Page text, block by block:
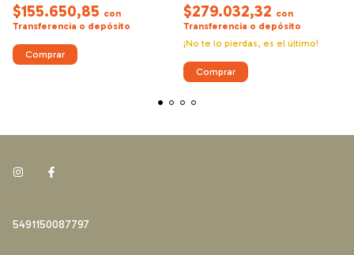
$155.650,85 con
Transferencia o depósito
$279.032,32 con
Transferencia o depósito
¡No te lo pierdas, es el último!
5491150087797